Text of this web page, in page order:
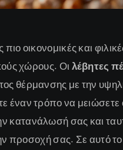
οικονομικές και
χώρους. Οι λέβητες
θέρμανσης με την
τρόπο να μειώσετε
κατανάλωσή σας και
προσοχή σας. Σε αυτό